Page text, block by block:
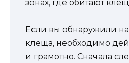
зонах, где обитают
Если вы обнаружили на
клеща, необходимо
и грамотно. Сначала